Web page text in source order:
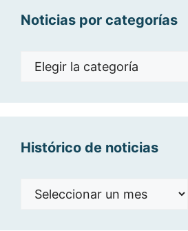
Noticias por categorías
Noticias
Histórico de noticias
Histórico